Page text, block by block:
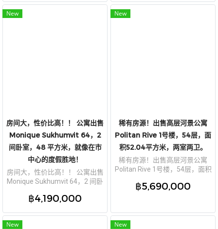
New
房间大，性价比高！！ 公寓出售
Monique Sukhumvit 64，2
间卧室，48 平方米，就像在市
中心的度假胜地！
房间大，性价比高！！ 公寓出售
Monique Sukhumvit 64，2 间卧
度假胜地！
฿4,190,000
New
稀有房源！出售高层河景公寓
Politan Rive 1号楼，54层，面
积52.04平方米，两室两卫。
稀有房源！出售高层河景公寓
Politan Rive 1号楼，54层，面积
฿5,690,000
New New